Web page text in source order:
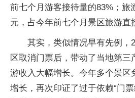
前七个月游客接待量的83%；旅
元，占今年前七个月景区旅游直
其实，类似情况早有先例，
区取消门票后，带动了当地第三
游收入大幅增长。今年多个景区
增长，再次印证了过于依赖“门